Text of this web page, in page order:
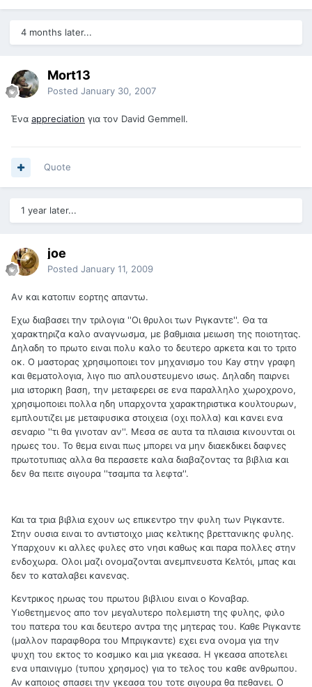
4 months later...
Mort13
Posted January 30, 2007
Ένα appreciation για τον David Gemmell.
Quote
1 year later...
joe
Posted January 11, 2009
Aν και κατοπιν εορτης απαντω.
Εχω διαβασει την τριλογια ''Οι θρυλοι των Ριγκαντε''. Θα τα
χαρακτηριζα καλο αναγνωσμα, με βαθμιαια μειωση της ποιοτητας.
Δηλαδη το πρωτο ειναι πολυ καλο το δευτερο αρκετα και το τριτο
οκ. Ο μαστορας χρησιμοποιει τον μηχανισμο του Kay στην γραφη
και θεματολογια, λιγο πιο απλουστευμενο ισως. Δηλαδη παιρνει
μια ιστορικη βαση, την μεταφερει σε ενα παραλληλο χωροχρονο,
χρησιμοποιει πολλα ηδη υπαρχοντα χαρακτηριστικα κουλτουρων,
εμπλουτιζει με μεταφυσικα στοιχεια (οχι πολλα) και κανει ενα
σεναριο ''τι θα γινοταν αν''. Μεσα σε αυτα τα πλαισια κινουνται οι
ηρωες του. Το θεμα ειναι πως μπορει να μην διαεκδικει δαφνες
πρωτοτυπιας αλλα θα περασετε καλα διαβαζοντας τα βιβλια και
δεν θα πειτε σιγουρα ''τσαμπα τα λεφτα''.
Και τα τρια βιβλια εχουν ως επικεντρο την φυλη των Ριγκαντε.
Στην ουσια ειναι το αντιστοιχο μιας κελτικης βρεττανικης φυλης.
Υπαρχουν κι αλλες φυλες στο νησι καθως και παρα πολλες στην
ενδοχωρα. Ολοι μαζι ονομαζονται ανεμπνευστα Κελτόι, μπας και
δεν το καταλαβει κανενας.
Κεντρικος ηρωας του πρωτου βιβλιου ειναι ο Κοναβαρ.
Υιοθετημενος απο τον μεγαλυτερο πολεμιστη της φυλης, φιλο
του πατερα του και δευτερο αντρα της μητερας του. Καθε Ριγκαντε
(μαλλον παραφθορα του Μπριγκαντε) εχει ενα ονομα για την
ψυχη του εκτος το κοσμικο και μια γκεασα. Η γκεασα αποτελει
ενα υπαινιγμο (τυπου χρησμος) για το τελος του καθε ανθρωπου.
Αν καποιος σπασει την γκεασα του τοτε σιγουρα θα πεθανει. Ο